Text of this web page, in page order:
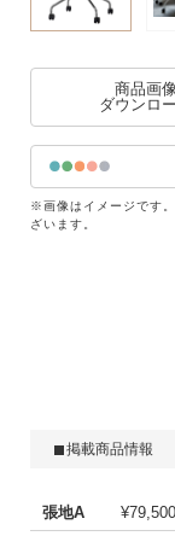
商品画
ダウンロ
※画像はイメージです
ざいます。
掲載商品情報
張地A
¥79,500